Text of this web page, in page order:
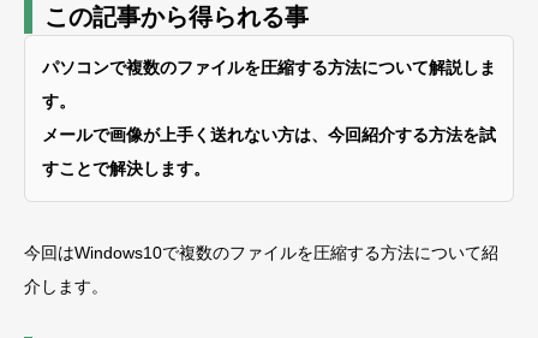
この記事から得られる事
パソコンで複数のファイルを圧縮する方法について解説しま
す。
メールで画像が上手く送れない方は、今回紹介する方法を試
すことで解決します。
今回はWindows10で複数のファイルを圧縮する方法について紹
介します。